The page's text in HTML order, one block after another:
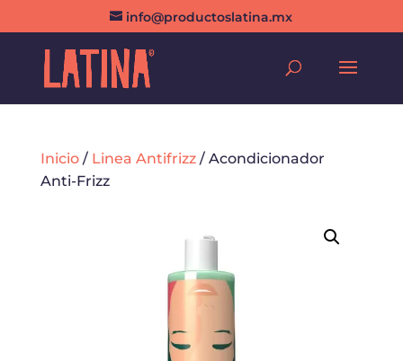
info@productoslatina.mx
Inicio/ Linea Antifrizz/ Acondicionador
Anti-Frizz